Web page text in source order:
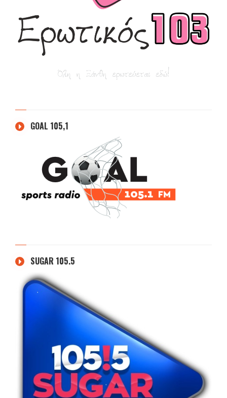
GOAL 105,1
SUGAR 105.5